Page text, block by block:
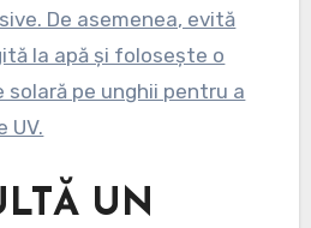
De asemenea, evită
la apă și folosește o
pe unghii pentru a
UV.
UN